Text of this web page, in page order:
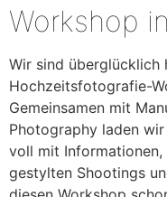
Workshop
Wir sind überglücklich
Hochzeitsfotografie-
Gemeinsamen mit
Photography laden
voll mit Informationen,
gestylten Shootings